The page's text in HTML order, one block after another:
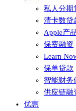
私人分期
清卡数贷
Apple产
保费融资
Learn
保单贷款
智能财务
供应链融
优惠